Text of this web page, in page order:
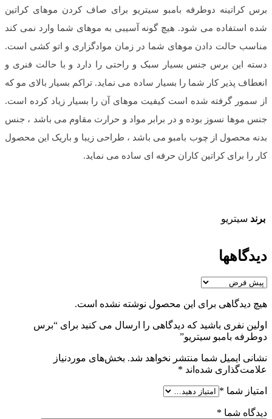
برس کراتینه دوطرفه بامبو سیتریو برای صاف کردن موهای کراتین
شده استفاده می شود. هیچ گونه آسیبی به موهای شما وارد نمی کند
مناسب حالت دادن موهای شما در زمان موادگزاری و اتو کشی است.
دسته این برس جنس بسیار سبک و راحتی را دارد و با حالت فنری و
انعطاف پذیر کار شما را بسیار ساده می نماید. تراکم بسیار بالای مو که
از سمور گرفته شده است کیفیت موهای آن را بسیار زیاد کرده است.
جنس موها نسوز بوده و در برابر مواد و حرارت مقاوم می باشد ، جنس
بدنه محصول از چوب بامبو می باشد ، طراحی زیبا و باریک این محصول
کار را برای کراتین کاران حرفه ای ساده می نماید.
برند سیتریو
دیدگاهها
هیچ دیدگاهی برای این محصول نوشته نشده است.
اولین نفری باشید که دیدگاهی را ارسال می کنید برای “برس
دوطرفه بامبو سیتریو”
نشانی ایمیل شما منتشر نخواهد شد. بخش‌های موردنیاز
علامت‌گذاری شده‌اند *
امتیاز شما *
دیدگاه شما *